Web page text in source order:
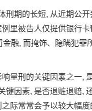
刑期的长短, 从近期公
里被告人仅提供银行
融, 而掩饰、隐瞒犯罪
量刑的关键因素之一,
键因素, 是否退赃退赔,
际常常会予以较大幅